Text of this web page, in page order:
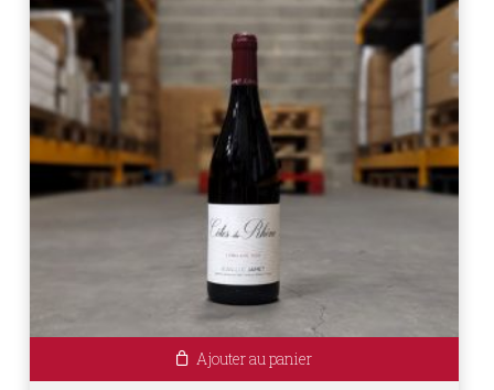
Ajouter au panier